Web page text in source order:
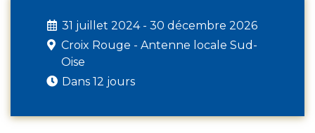
31 juillet 2024 - 30 décembre 2026
Croix Rouge - Antenne locale Sud-
Oise
Dans 12 jours